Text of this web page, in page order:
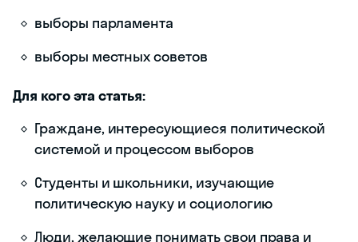
Примеры:
выборы президента
выборы местных советов
Для кого эта статья:
Граждане, интересующиеся
политической системой и процессом
выборов